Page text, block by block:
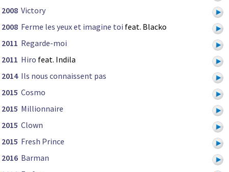
2008 Victory
2008 Ferme les yeux et imagine toi feat. Blacko
2011 Regarde-moi
2011 Hiro feat. Indila
2014 Ils nous connaissent pas
2015 Cosmo
2015 Millionnaire
2015 Clown
2015 Fresh Prince
2016 Barman